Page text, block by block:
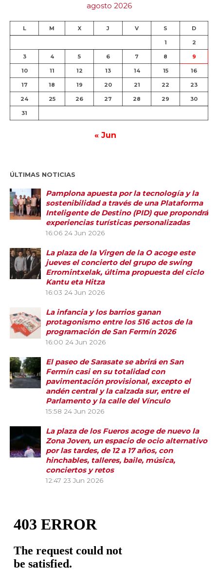
agosto 2026
L M X J V S D
1 2
3 4 5 6 7 8 9
10 11 12 13 14 15 16
17 18 19 20 21 22 23
24 25 26 27 28 29 30
31
« Jun
ÚLTIMAS NOTICIAS
Pamplona apuesta por la tecnología y la
sostenibilidad a través de una Plataforma
Inteligente de Destino (PID) que propondrá
experiencias turísticas personalizadas
16:06 24 Jun 2026
La plaza de la Virgen de la O acoge este
jueves el concierto del grupo de swing
Erromintxelak, última propuesta del ciclo
Kantu eta Hitza
16:03 24 Jun 2026
La infancia y los barrios ganan
protagonismo entre los 516 actos de la
programación de San Fermín 2026
16:00 24 Jun 2026
El paseo de Sarasate se abrirá en San
Fermín casi en su totalidad con
pavimentación provisional, excepto el
andén central y la calzada sur, entre el
Parlamento y la calle del Vínculo
15:58 24 Jun 2026
La plaza de los Fueros acoge de nuevo la
Zona Joven, un espacio de ocio alternativo
por las tardes, de 12 a 17 años, con
hinchables, talleres, baile, música,
conciertos y retos
12:47 23 Jun 2026